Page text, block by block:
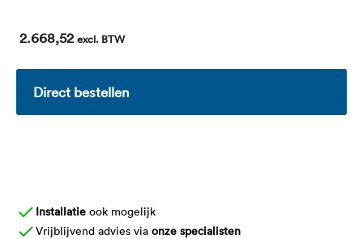
2.668,52 excl. BTW
Direct bestellen
Installatie ook mogelijk
Vrijblijvend advies via onze specialisten